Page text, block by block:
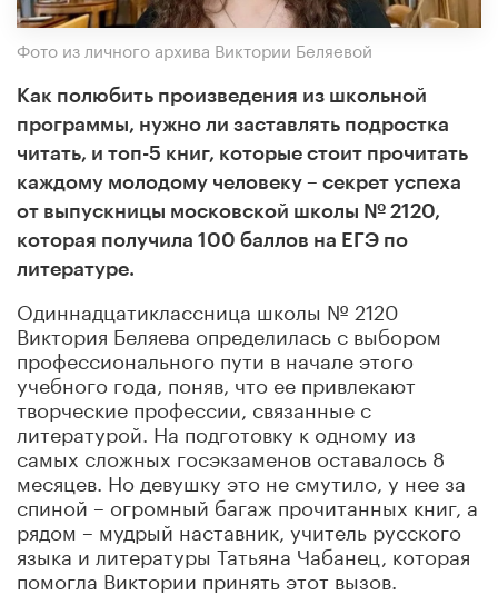
Фото из личного архива Виктории Беляевой
Как полюбить произведения из школьной
программы, нужно ли заставлять подростка
читать, и топ-5 книг, которые стоит прочитать
каждому молодому человеку – секрет успеха
от выпускницы московской школы № 2120,
которая получила 100 баллов на ЕГЭ по
литературе.
Одиннадцатиклассница школы № 2120
Виктория Беляева определилась с выбором
профессионального пути в начале этого
учебного года, поняв, что ее привлекают
творческие профессии, связанные с
литературой. На подготовку к одному из
самых сложных госэкзаменов оставалось 8
месяцев. Но девушку это не смутило, у нее за
спиной – огромный багаж прочитанных книг, а
рядом – мудрый наставник, учитель русского
языка и литературы Татьяна Чабанец, которая
помогла Виктории принять этот вызов.